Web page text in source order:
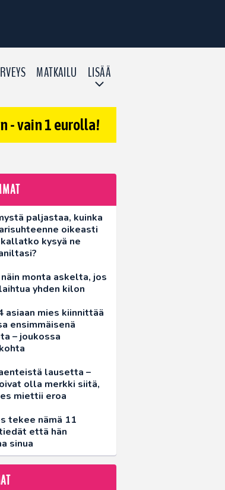
MATKAILU LISÄÄ
- vain 1 eurolla!
paljastaa, kuinka
oikeasti
kysyä ne
monta askelta, jos
yhden kilon
asiaan mies kiinnittää
ensimmäisenä
– joukossa
lausetta –
olla merkki siitä,
miettii eroa
tekee nämä 11
että hän
sinua